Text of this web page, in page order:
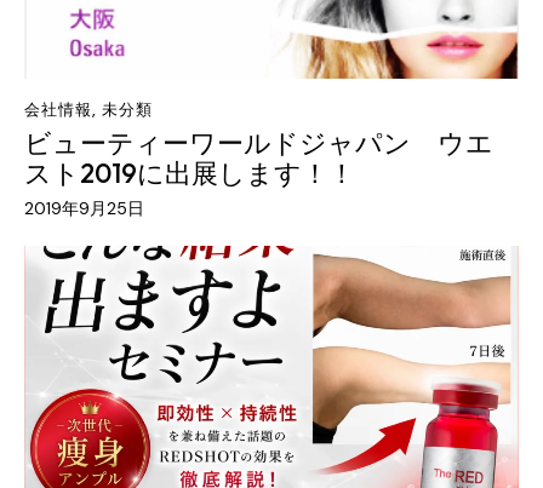
会社情報,未分類
ビューティーワールドジャパン ウエ
スト2019に出展します！！
2019年9月25日